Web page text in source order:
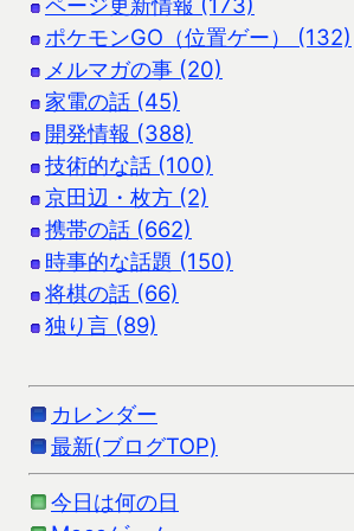
ポケモンGO（位置ゲー） (132)
メルマガの事 (20)
家電の話 (45)
開発情報 (388)
技術的な話 (100)
京田辺・枚方 (2)
携帯の話 (662)
時事的な話題 (150)
将棋の話 (66)
独り言 (89)
カレンダー
最新(ブログTOP)
今日は何の日